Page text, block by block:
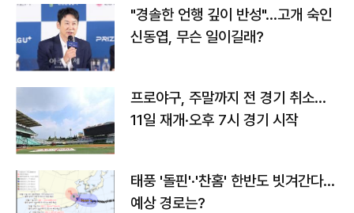
"경솔한 언행 깊이 반성"…고개 숙인
신동엽, 무슨 일이길래?
프로야구, 주말까지 전 경기 취소…
11일 재개·오후 7시 경기 시작
태풍 '돌핀'·'찬홈' 한반도 빗겨간다…
예상 경로는?